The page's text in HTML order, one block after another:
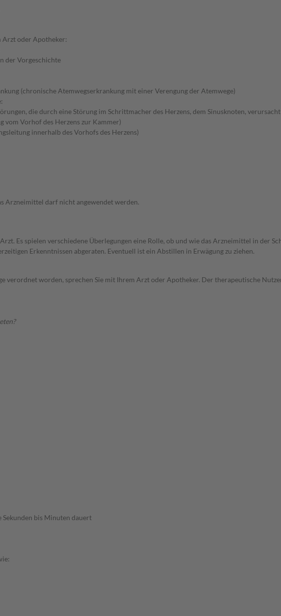
Arzt oder Apotheker:
der Vorgeschichte
(chronische Atemwegserkrankung mit einer Verengung der Atemwege)
die durch eine Störung im Schrittmacher des Herzens, dem Sinusknoten,
vom Vorhof des Herzens zur Kammer)
innerhalb des Vorhofs des Herzens)
Arzneimittel darf nicht angewendet werden.
Es spielen verschiedene Überlegungen eine Rolle, ob und wie das Arzneimittel in der
Erkenntnissen abgeraten. Eventuell ist ein Abstillen in Erwägung zu ziehen.
verordnet worden, sprechen Sie mit Ihrem Arzt oder Apotheker. Der therapeutische
bis Minuten dauert